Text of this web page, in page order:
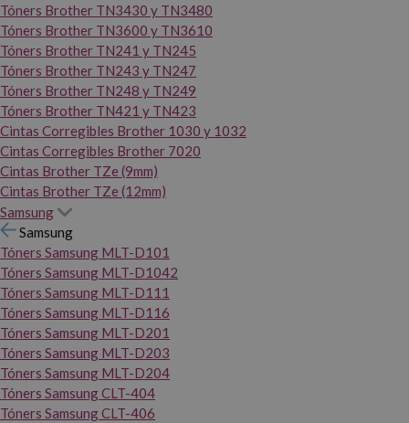
Tóners Brother TN3430 y TN3480
Tóners Brother TN3600 y TN3610
Tóners Brother TN241 y TN245
Tóners Brother TN243 y TN247
Tóners Brother TN248 y TN249
Tóners Brother TN421 y TN423
Cintas Corregibles Brother 1030 y 1032
Cintas Corregibles Brother 7020
Cintas Brother TZe (9mm)
Cintas Brother TZe (12mm)
Samsung
Samsung
Tóners Samsung MLT-D101
Tóners Samsung MLT-D1042
Tóners Samsung MLT-D111
Tóners Samsung MLT-D116
Tóners Samsung MLT-D201
Tóners Samsung MLT-D203
Tóners Samsung MLT-D204
Tóners Samsung CLT-404
Tóners Samsung CLT-406